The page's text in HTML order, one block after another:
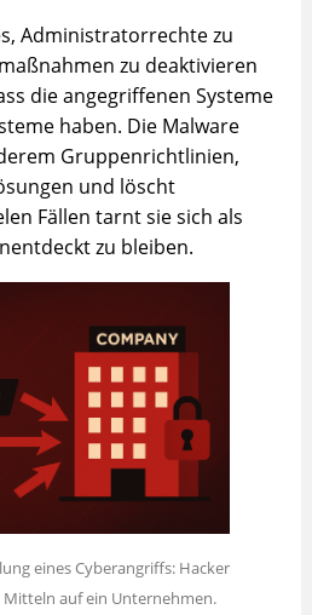
Administratorrechte zu
zu deaktivieren
die angegriffenen Systeme
haben. Die Malware
Gruppenrichtlinien,
und löscht
Fällen tarnt sie sich als
zu bleiben.
eines Cyberangriffs: Hacker
auf ein Unternehmen.